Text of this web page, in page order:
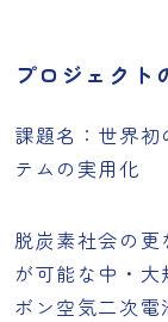
プロジェクト
課題名：世界
テムの実用化
脱炭素社会の
が可能な中・
ボン空気二次